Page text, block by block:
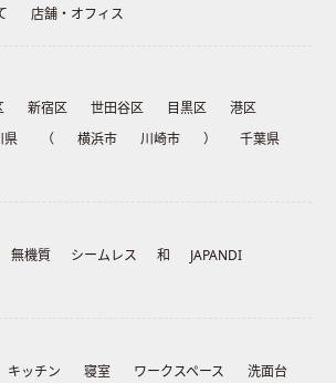
店舗・オフィス
新宿区 世田谷区 目黒区
港区
県 （ 横浜市 川崎市 ）
千葉県
無機質 シームレス 和
JAPANDI
キッチン 寝室 ワークスペース
洗面台